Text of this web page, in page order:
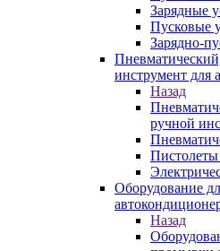
Зарядные
Пусковые
Зарядно-
инструмент для
Назад
ручной
Оборудование
Назад